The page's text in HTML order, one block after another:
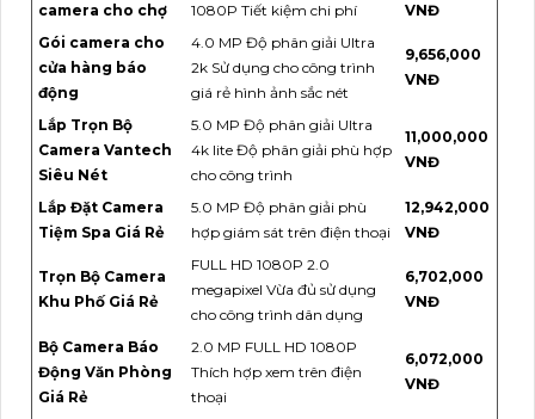
camera cho chợ
1080P Tiết kiệm chi phí
VNĐ
Gói camera cho
cửa hàng báo
động
4.0 MP Độ phân giải Ultra
2k Sử dụng cho công trình
giá rẻ hình ảnh sắc nét
9,656,000
VNĐ
Lắp Trọn Bộ
Camera Vantech
Siêu Nét
5.0 MP Độ phân giải Ultra
4k lite Độ phân giải phù hợp
cho công trình
11,000,000
VNĐ
Lắp Đặt Camera
Tiệm Spa Giá Rẻ
5.0 MP Độ phân giải phù
hợp giám sát trên điện thoại
12,942,000
VNĐ
Trọn Bộ Camera
Khu Phố Giá Rẻ
FULL HD 1080P 2.0
megapixel Vừa đủ sử dụng
cho công trình dân dụng
6,702,000
VNĐ
Bộ Camera Báo
Động Văn Phòng
Giá Rẻ
2.0 MP FULL HD 1080P
Thích hợp xem trên điện
thoại
6,072,000
VNĐ